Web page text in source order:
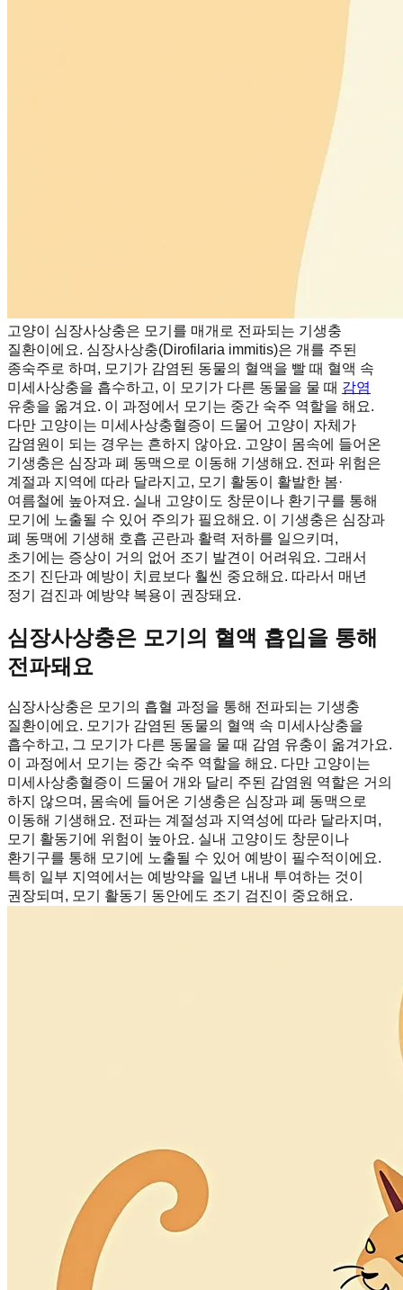
고양이 심장사상충은 모기를 매개로 전파되는 기생충
질환이에요. 심장사상충(Dirofilaria immitis)은 개를 주된
종숙주로 하며, 모기가 감염된 동물의 혈액을 빨 때 혈액 속
미세사상충을 흡수하고, 이 모기가 다른 동물을 물 때 감염
유충을 옮겨요. 이 과정에서 모기는 중간 숙주 역할을 해요.
다만 고양이는 미세사상충혈증이 드물어 고양이 자체가
감염원이 되는 경우는 흔하지 않아요. 고양이 몸속에 들어온
기생충은 심장과 폐 동맥으로 이동해 기생해요. 전파 위험은
계절과 지역에 따라 달라지고, 모기 활동이 활발한 봄·
여름철에 높아져요. 실내 고양이도 창문이나 환기구를 통해
모기에 노출될 수 있어 주의가 필요해요. 이 기생충은 심장과
폐 동맥에 기생해 호흡 곤란과 활력 저하를 일으키며,
초기에는 증상이 거의 없어 조기 발견이 어려워요. 그래서
조기 진단과 예방이 치료보다 훨씬 중요해요. 따라서 매년
정기 검진과 예방약 복용이 권장돼요.
심장사상충은 모기의 혈액 흡입을 통해
전파돼요
심장사상충은 모기의 흡혈 과정을 통해 전파되는 기생충
질환이에요. 모기가 감염된 동물의 혈액 속 미세사상충을
흡수하고, 그 모기가 다른 동물을 물 때 감염 유충이 옮겨가요.
이 과정에서 모기는 중간 숙주 역할을 해요. 다만 고양이는
미세사상충혈증이 드물어 개와 달리 주된 감염원 역할은 거의
하지 않으며, 몸속에 들어온 기생충은 심장과 폐 동맥으로
이동해 기생해요. 전파는 계절성과 지역성에 따라 달라지며,
모기 활동기에 위험이 높아요. 실내 고양이도 창문이나
환기구를 통해 모기에 노출될 수 있어 예방이 필수적이에요.
특히 일부 지역에서는 예방약을 일년 내내 투여하는 것이
권장되며, 모기 활동기 동안에도 조기 검진이 중요해요.